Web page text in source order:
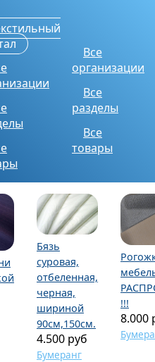
Все
организации
Все
разделы
Все
товары
Бязь
суровая,
отбеленная,
черная,
шириной
90см,150см.
4.500 руб
Бумеранг
!!!
8.000